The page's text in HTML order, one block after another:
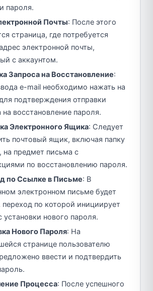
пароля.
Почты: После этого
страница, где потребуется
электронной почты,
с аккаунтом.
Запроса на Восстановление:
e-mail необходимо нажать на
подтверждения отправки
на восстановление пароля.
Электронного Ящика: Следует
почтовый ящик, включая папку
на предмет письма с
по восстановлению пароля.
по Ссылке в Письме: В
электронном письме будет
переход по которой инициирует
установки нового пароля.
Нового Пароля: На
странице пользователю
ввести и подтвердить
Процесса: После успешного